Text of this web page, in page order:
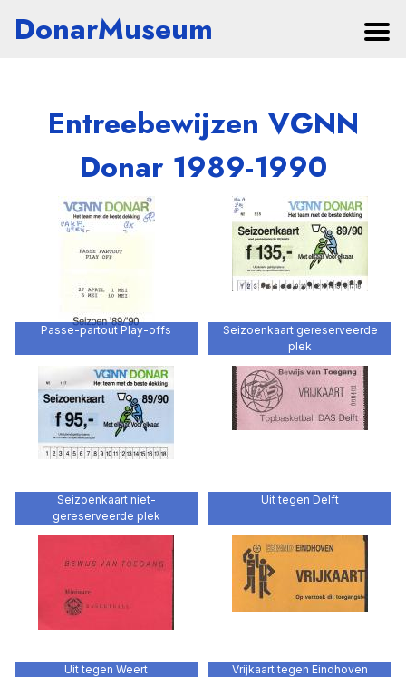
DonarMuseum
Entreebewijzen VGNN
Donar 1989-1990
Passe-partout Play-offs
Seizoenkaart gereserveerde
plek
Seizoenkaart niet-
gereserveerde plek
Uit tegen Delft
Uit tegen Weert Vrijkaart tegen Eindhoven